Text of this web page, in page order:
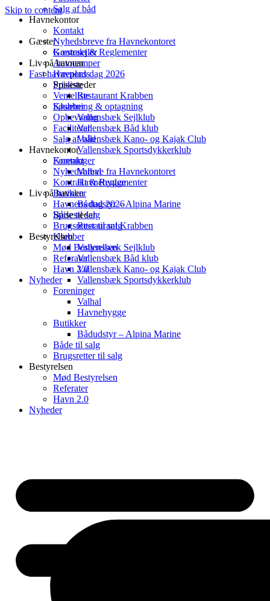
Skip to contentSalg af båd
Havnekontor
Kontakt
Nyhedsbreve fra Havnekontoret
Kontrakt & Reglementer
Liv på havnen
Havnens dag 2026
Spisesteder
Restaurant Krabben
Klubber
Vallensbæk Sejlklub
Vallensbæk Båd klub
Vallensbæk Kano- og Kajak Club
Vallensbæk Sportsdykkerklub
Foreninger
Valhal
Havnehygge
Butikker
Bådudstyr – Alpina Marine
Både til salg
Brugsretter til salg
Bestyrelsen
Mød Bestyrelsen
Referater
Havn 2.0
Nyheder
Gæster
Gæstesejler
Autocamper
Fast havneplads
Prisliste
Venteliste
Søsætning & optagning
Opbevaring
Faciliteter
Salg af båd
Havnekontor
Kontakt
Nyhedsbreve fra Havnekontoret
Kontrakt & Reglementer
Liv på havnen
Havnens dag 2026
Spisesteder
Restaurant Krabben
Klubber
Vallensbæk Sejlklub
Vallensbæk Båd klub
Vallensbæk Kano- og Kajak Club
Vallensbæk Sportsdykkerklub
Foreninger
Valhal
Havnehygge
Butikker
Bådudstyr – Alpina Marine
Både til salg
Brugsretter til salg
Bestyrelsen
Mød Bestyrelsen
Referater
Havn 2.0
Nyheder